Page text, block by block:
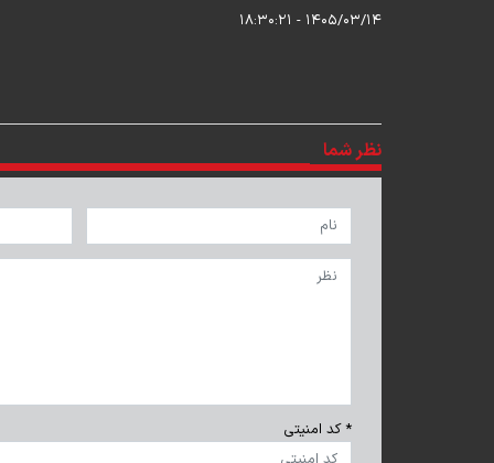
۱۴۰۵/۰۳/۱۴ - ۱۸:۳۰:۲۱
نظر شما
* کد امنیتی